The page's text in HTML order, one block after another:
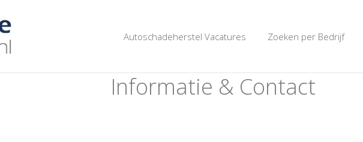
AUTOSCHADEVACATUREBANK.
Autoschadeherstel Vacatures Zoeken per Bedrijf
Informatie & Contact